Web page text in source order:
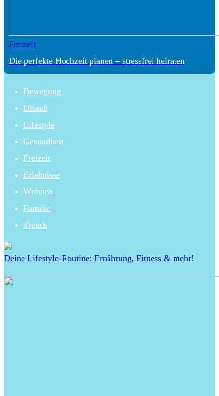
Freizeit
Die perfekte Hochzeit planen – stressfrei heiraten
Bewegung
Urlaub
Lifestyle
Gesundheit
Freizeit
Erlebnisse
Wohnen
Familie
Trends
Deine Lifestyle-Routine: Ernährung, Fitness & mehr!